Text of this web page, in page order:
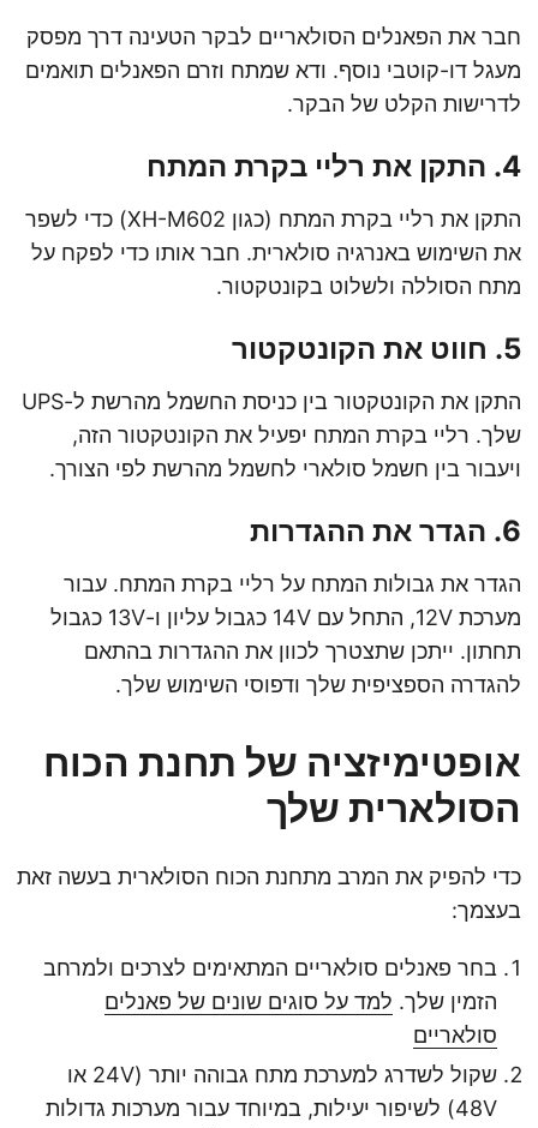
חבר את הפאנלים הסולאריים לבקר הטעינה דרך מפסק
מעגל דו-קוטבי נוסף. ודא שמתח וזרם הפאנלים תואמים
לדרישות הקלט של הבקר.
4. התקן את רליי בקרת המתח
התקן את רליי בקרת המתח (כגון XH-M602) כדי לשפר
את השימוש באנרגיה סולארית. חבר אותו כדי לפקח על
מתח הסוללה ולשלוט בקונטקטור.
5. חווט את הקונטקטור
התקן את הקונטקטור בין כניסת החשמל מהרשת ל-UPS
שלך. רליי בקרת המתח יפעיל את הקונטקטור הזה,
ויעבור בין חשמל סולארי לחשמל מהרשת לפי הצורך.
6. הגדר את ההגדרות
הגדר את גבולות המתח על רליי בקרת המתח. עבור
מערכת 12V, התחל עם 14V כגבול עליון ו-13V כגבול
תחתון. ייתכן שתצטרך לכוון את ההגדרות בהתאם
להגדרה הספציפית שלך ודפוסי השימוש שלך.
אופטימיזציה של תחנת הכוח
הסולארית שלך
כדי להפיק את המרב מתחנת הכוח הסולארית בעשה זאת
בעצמך:
בחר פאנלים סולאריים המתאימים לצרכים ולמרחב
הזמין שלך. למד על סוגים שונים של פאנלים
סולאריים
שקול לשדרג למערכת מתח גבוהה יותר (24V או
48V) לשיפור יעילות, במיוחד עבור מערכות גדולות